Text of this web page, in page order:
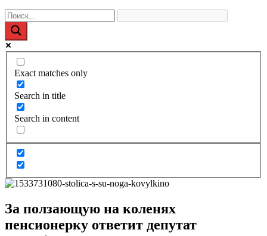
Exact matches only
Search in title
Search in content
За ползающую на коленях
пенсионерку ответит депутат